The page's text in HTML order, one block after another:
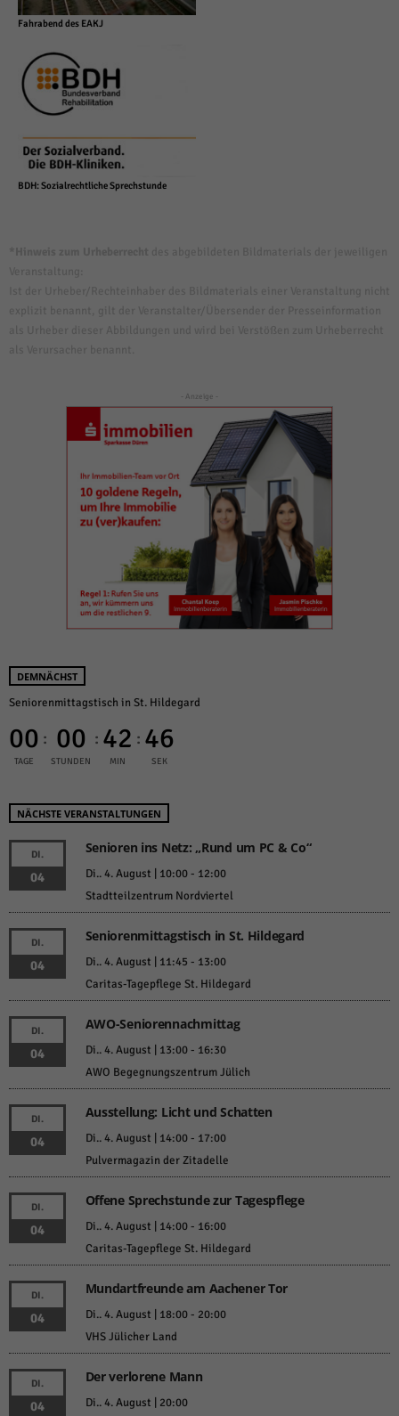
Fahrabend des EAKJ
BDH: Sozialrechtliche Sprechstunde
- Anzeige -
DEMNÄCHST
Seniorenmittagstisch in St. Hildegard
00
TAGE
: 00
STUNDEN
: 42
MIN
: 45
SEK
NÄCHSTE VERANSTALTUNGEN
DI.
04
Senioren ins Netz: „Rund um PC & Co“
Di.. 4. August | 10:00- 12:00
Stadtteilzentrum Nordviertel
DI.
04
Seniorenmittagstisch in St. Hildegard
Di.. 4. August | 11:45 - 13:00
Caritas-Tagepflege St. Hildegard
DI.
04
AWO-Seniorennachmittag
Di.. 4. August | 13:00- 16:30
AWO Begegnungszentrum Jülich
DI.
04
Ausstellung: Licht und Schatten
Di.. 4. August | 14:00- 17:00
Pulvermagazin der Zitadelle
DI.
04
Offene Sprechstunde zur Tagespflege
Di.. 4. August | 14:00- 16:00
Caritas-Tagepflege St. Hildegard
DI.
04
Mundartfreunde am Aachener Tor
Di.. 4. August | 18:00- 20:00
VHS Jülicher Land
DI.
04
Der verlorene Mann
Di.. 4. August | 20:00